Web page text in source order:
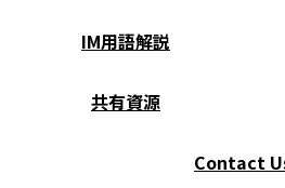
IM用語解説
共有資源
Contact